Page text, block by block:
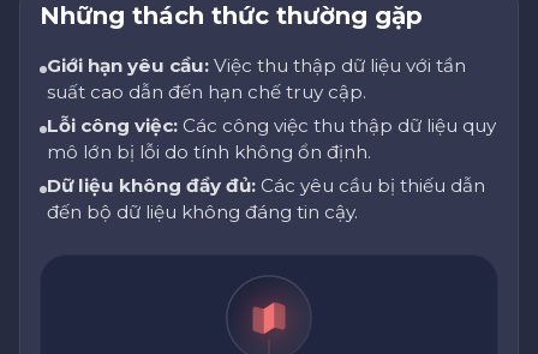
Những thách thức thường gặp
Giới hạn yêu cầu: Việc thu thập dữ liệu với tần
suất cao dẫn đến hạn chế truy cập.
Lỗi công việc: Các công việc thu thập dữ liệu quy
mô lớn bị lỗi do tính không ổn định.
Dữ liệu không đầy đủ: Các yêu cầu bị thiếu dẫn
đến bộ dữ liệu không đáng tin cậy.